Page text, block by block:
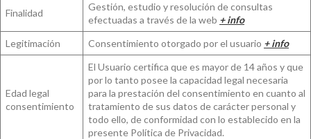
Finalidad
Gestión, estudio y resolución de consultas
efectuadas a través de la web + info
Legitimación
Consentimiento otorgado por el usuario + info
Edad legal
consentimiento
El Usuario certifica que es mayor de 14 años y que
por lo tanto posee la capacidad legal necesaria
para la prestación del consentimiento en cuanto al
tratamiento de sus datos de carácter personal y
todo ello, de conformidad con lo establecido en la
presente Política de Privacidad.